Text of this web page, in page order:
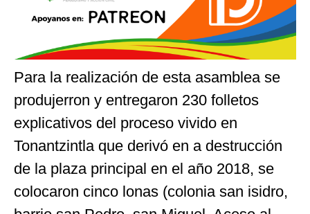
Para la realización de esta asamblea se
produjerron y entregaron 230 folletos
explicativos del proceso vivido en
Tonantzintla que derivó en a destrucción
de la plaza principal en el año 2018, se
colocaron cinco lonas (colonia san isidro,